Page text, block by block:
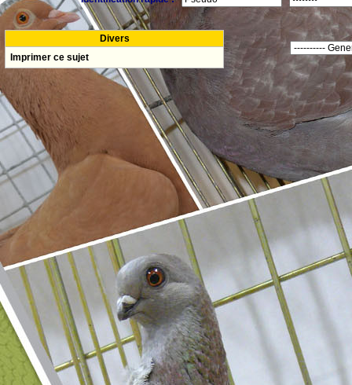
Divers
Imprimer ce sujet